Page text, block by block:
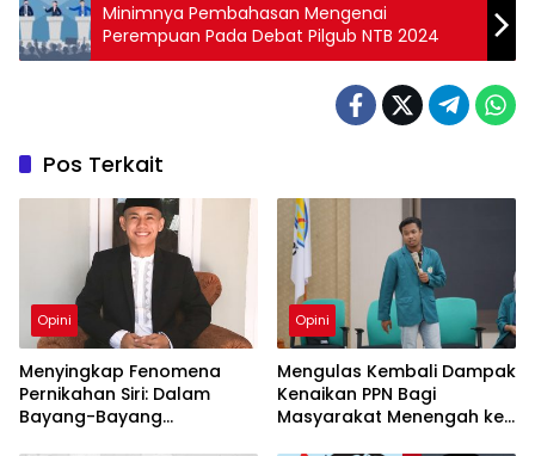
Minimnya Pembahasan Mengenai
Perempuan Pada Debat Pilgub NTB 2024
Pos Terkait
Opini
Menyingkap Fenomena
Pernikahan Siri: Dalam
Bayang-Bayang
Opini
Mengulas Kembali Dampak
Kenaikan PPN Bagi
Masyarakat Menengah ke